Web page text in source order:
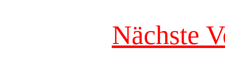
Nächste